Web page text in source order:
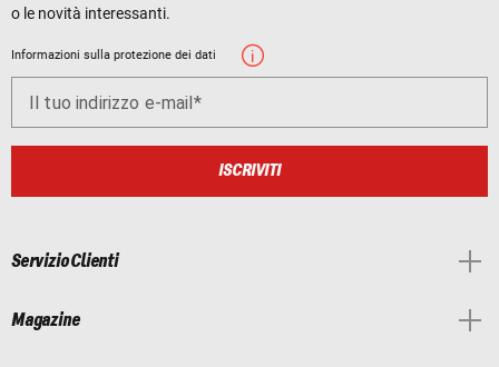
o le novità interessanti.
Informazioni sulla protezione dei dati
Il tuo indirizzo e-mail
ISCRIVITI
Servizio Clienti
Magazine